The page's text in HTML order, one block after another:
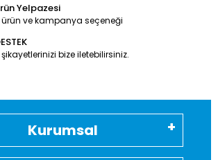
Yelpazesi
ürün ve kampanya seçeneği
bize iletebilirsiniz.
Kurumsal